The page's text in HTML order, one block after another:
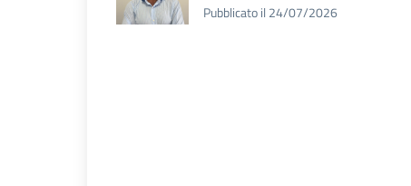
Pubblicato il 24/07/2026